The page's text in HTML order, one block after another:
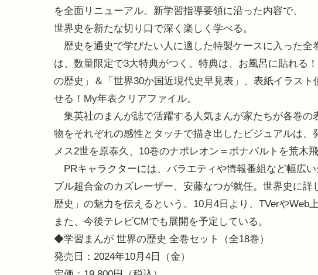
を全面リニューアル。新学習指導要領に沿った内容で、
世界史を新たな切り口で深く楽しく学べる。
歴史を通史で学びたい人に適した特製ケースに入った全
は、数量限定で3大特典がつく。特典は、お風呂に貼れる
の歴史」＆「世界30か国近現代史早見表」、表紙イラス
せる！My年表クリアファイル。
集英社のまんが誌で活躍する人気まんが家たちが各巻の
物をそれぞれの感性とタッチで描き出したビジュアルは
メス2世を原泰久、10巻のナポレオン＝ボナパルトを荒木
PRキャラクターには、バラエティや情報番組など幅広
プル超合金のカズレーザー、安藤なつが就任。世界史に
歴史」の魅力を伝えるという。10月4日より、TVerやWeb
また、今後テレビCMでも展開を予定している。
◆学習まんが 世界の歴史 全巻セット（全18巻）
発売日：2024年10月4日（金）